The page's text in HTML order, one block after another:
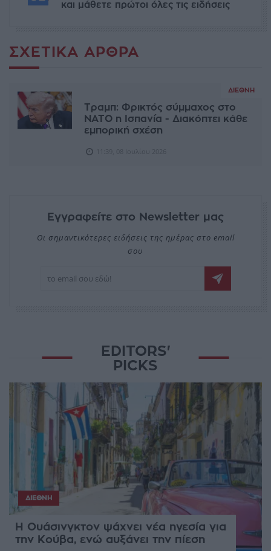
και μάθετε πρώτοι όλες τις ειδήσεις
ΣΧΕΤΙΚΆ ΆΡΘΡΑ
ΔΙΕΘΝΉ
Τραμπ: Φρικτός σύμμαχος στο
ΝΑΤΟ η Ισπανία - Διακόπτει κάθε
εμπορική σχέση
Εγγραφείτε στο Newsletter μας
Οι σημαντικότερες ειδήσεις της ημέρας στο email
σου
EDITORS'
PICKS
ΔΙΕΘΝΉ
Η Ουάσινγκτον ψάχνει νέα ηγεσία για
την Κούβα, ενώ αυξάνει την πίεση